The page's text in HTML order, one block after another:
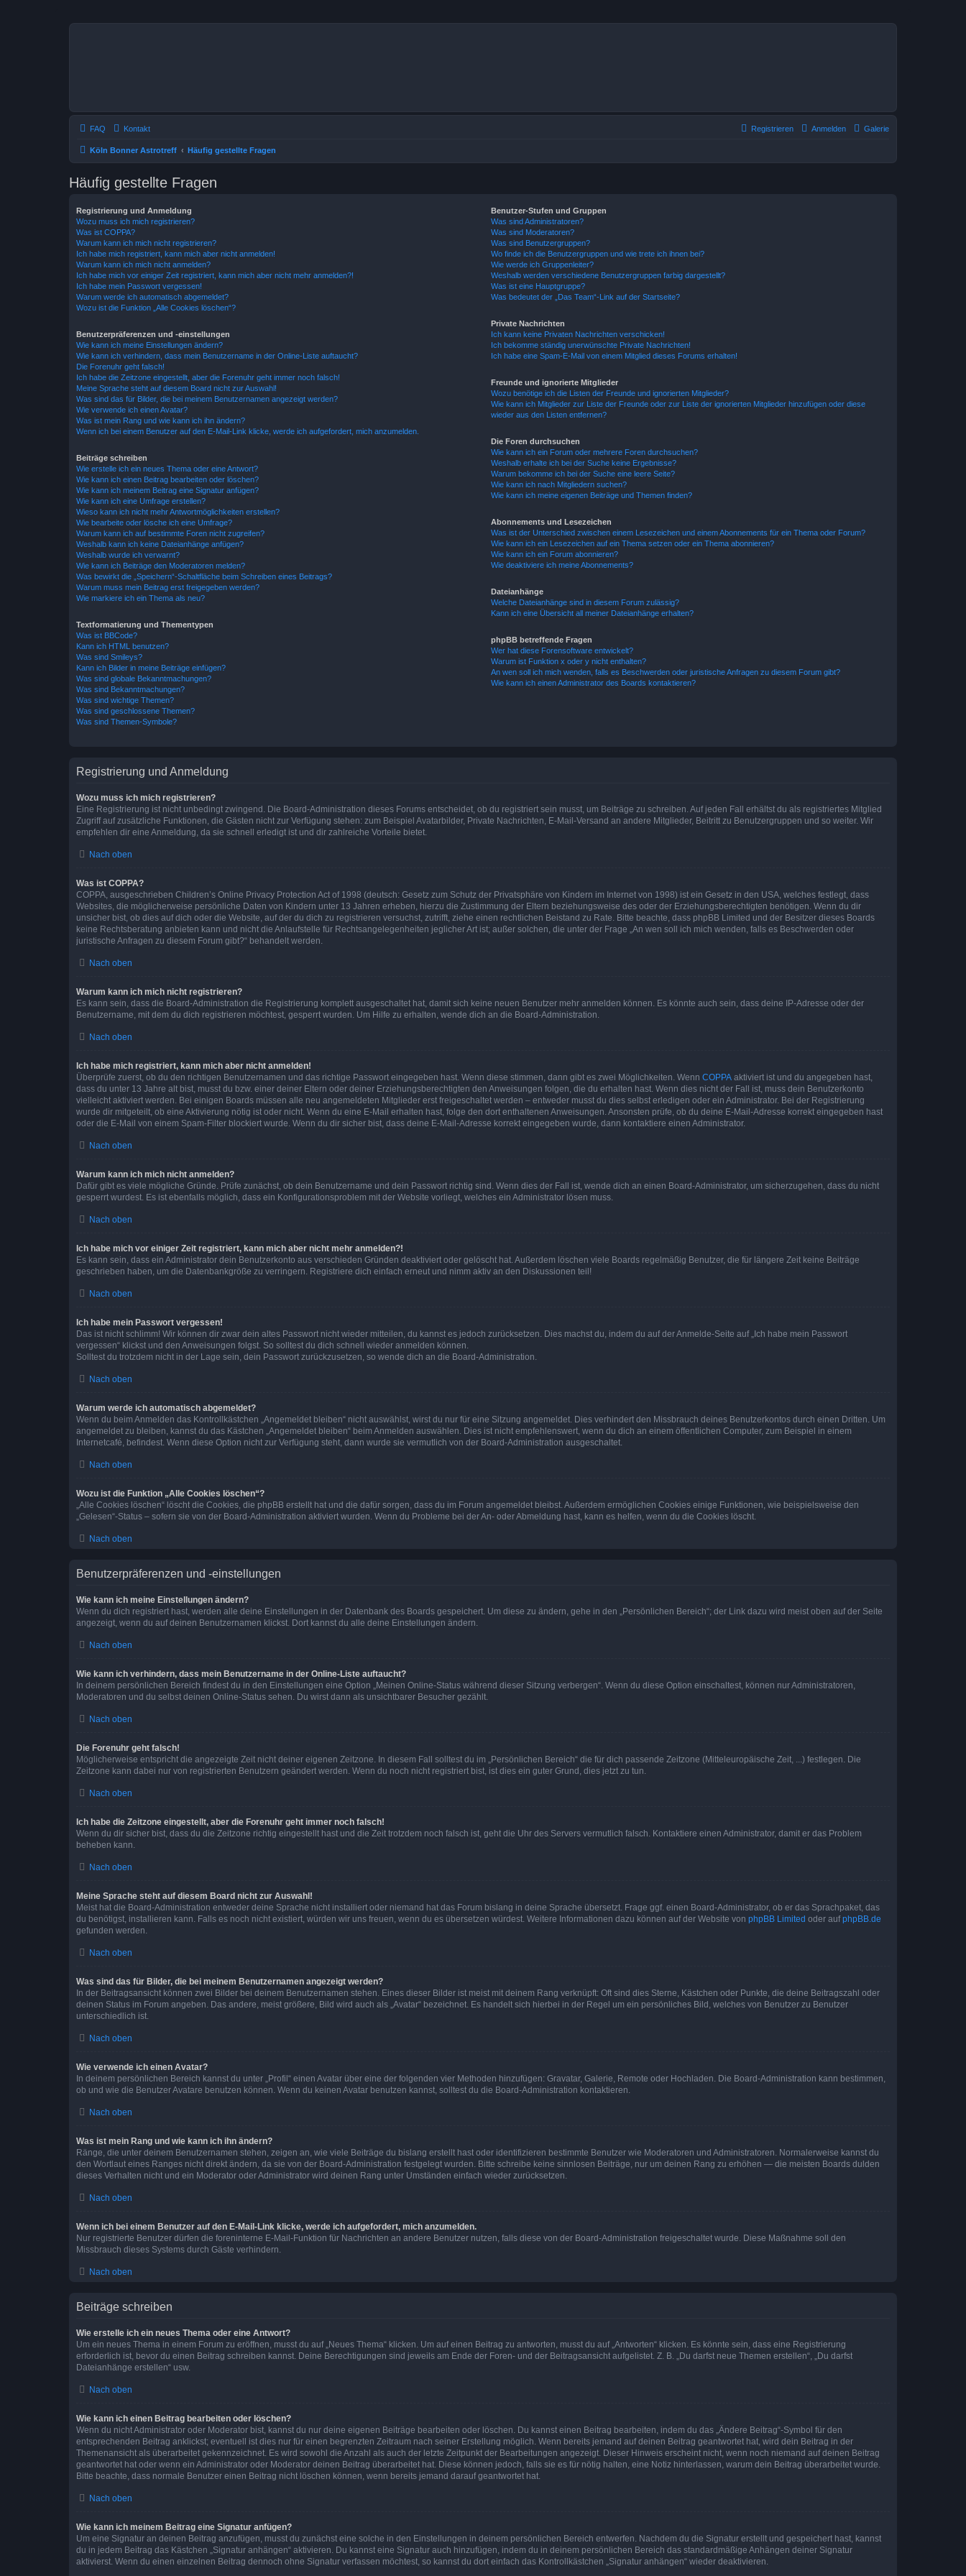
Galerie
FAQ Kontakt Anmelden
Registrieren
Köln Bonner Astrotreff Häufig gestellte Fragen
Häufig gestellte Fragen
Registrierung und Anmeldung
Wozu muss ich mich registrieren?
Was ist COPPA?
Warum kann ich mich nicht registrieren?
Ich habe mich registriert, kann mich aber nicht anmelden!
Warum kann ich mich nicht anmelden?
Ich habe mich vor einiger Zeit registriert, kann mich aber nicht mehr anmelden?!
Ich habe mein Passwort vergessen!
Warum werde ich automatisch abgemeldet?
Wozu ist die Funktion „Alle Cookies löschen“?
Benutzerpräferenzen und -einstellungen
Wie kann ich meine Einstellungen ändern?
Wie kann ich verhindern, dass mein Benutzername in der Online-Liste auftaucht?
Die Forenuhr geht falsch!
Ich habe die Zeitzone eingestellt, aber die Forenuhr geht immer noch falsch!
Meine Sprache steht auf diesem Board nicht zur Auswahl!
Was sind das für Bilder, die bei meinem Benutzernamen angezeigt werden?
Wie verwende ich einen Avatar?
Was ist mein Rang und wie kann ich ihn ändern?
Wenn ich bei einem Benutzer auf den E-Mail-Link klicke, werde ich aufgefordert, mich anzumelden.
Beiträge schreiben
Wie erstelle ich ein neues Thema oder eine Antwort?
Wie kann ich einen Beitrag bearbeiten oder löschen?
Wie kann ich meinem Beitrag eine Signatur anfügen?
Wie kann ich eine Umfrage erstellen?
Wieso kann ich nicht mehr Antwortmöglichkeiten erstellen?
Wie bearbeite oder lösche ich eine Umfrage?
Warum kann ich auf bestimmte Foren nicht zugreifen?
Weshalb kann ich keine Dateianhänge anfügen?
Weshalb wurde ich verwarnt?
Wie kann ich Beiträge den Moderatoren melden?
Was bewirkt die „Speichern“-Schaltfläche beim Schreiben eines Beitrags?
Warum muss mein Beitrag erst freigegeben werden?
Wie markiere ich ein Thema als neu?
Textformatierung und Thementypen
Was ist BBCode?
Kann ich HTML benutzen?
Was sind Smileys?
Kann ich Bilder in meine Beiträge einfügen?
Was sind globale Bekanntmachungen?
Was sind Bekanntmachungen?
Was sind wichtige Themen?
Was sind geschlossene Themen?
Was sind Themen-Symbole?
Benutzer-Stufen und Gruppen
Was sind Administratoren?
Was sind Moderatoren?
Was sind Benutzergruppen?
Wo finde ich die Benutzergruppen und wie trete ich ihnen bei?
Wie werde ich Gruppenleiter?
Weshalb werden verschiedene Benutzergruppen farbig dargestellt?
Was ist eine Hauptgruppe?
Was bedeutet der „Das Team“-Link auf der Startseite?
Private Nachrichten
Ich kann keine Privaten Nachrichten verschicken!
Ich bekomme ständig unerwünschte Private Nachrichten!
Ich habe eine Spam-E-Mail von einem Mitglied dieses Forums erhalten!
Freunde und ignorierte Mitglieder
Wozu benötige ich die Listen der Freunde und ignorierten Mitglieder?
Wie kann ich Mitglieder zur Liste der Freunde oder zur Liste der ignorierten Mitglieder hinzufügen oder diese
wieder aus den Listen entfernen?
Die Foren durchsuchen
Wie kann ich ein Forum oder mehrere Foren durchsuchen?
Weshalb erhalte ich bei der Suche keine Ergebnisse?
Warum bekomme ich bei der Suche eine leere Seite?
Wie kann ich nach Mitgliedern suchen?
Wie kann ich meine eigenen Beiträge und Themen finden?
Abonnements und Lesezeichen
Was ist der Unterschied zwischen einem Lesezeichen und einem Abonnements für ein Thema oder Forum?
Wie kann ich ein Lesezeichen auf ein Thema setzen oder ein Thema abonnieren?
Wie kann ich ein Forum abonnieren?
Wie deaktiviere ich meine Abonnements?
Dateianhänge
Welche Dateianhänge sind in diesem Forum zulässig?
Kann ich eine Übersicht all meiner Dateianhänge erhalten?
phpBB betreffende Fragen
Wer hat diese Forensoftware entwickelt?
Warum ist Funktion x oder y nicht enthalten?
An wen soll ich mich wenden, falls es Beschwerden oder juristische Anfragen zu diesem Forum gibt?
Wie kann ich einen Administrator des Boards kontaktieren?
Registrierung und Anmeldung
Wozu muss ich mich registrieren?
Eine Registrierung ist nicht unbedingt zwingend. Die Board-Administration dieses Forums entscheidet, ob du registriert sein musst, um Beiträge zu schreiben. Auf jeden Fall erhältst du als registriertes Mitglied
Zugriff auf zusätzliche Funktionen, die Gästen nicht zur Verfügung stehen: zum Beispiel Avatarbilder, Private Nachrichten, E-Mail-Versand an andere Mitglieder, Beitritt zu Benutzergruppen und so weiter. Wir
empfehlen dir eine Anmeldung, da sie schnell erledigt ist und dir zahlreiche Vorteile bietet.
Nach oben
Was ist COPPA?
COPPA, ausgeschrieben Children’s Online Privacy Protection Act of 1998 (deutsch: Gesetz zum Schutz der Privatsphäre von Kindern im Internet von 1998) ist ein Gesetz in den USA, welches festlegt, dass
Websites, die möglicherweise persönliche Daten von Kindern unter 13 Jahren erheben, hierzu die Zustimmung der Eltern beziehungsweise des oder der Erziehungsberechtigten benötigen. Wenn du dir
unsicher bist, ob dies auf dich oder die Website, auf der du dich zu registrieren versuchst, zutrifft, ziehe einen rechtlichen Beistand zu Rate. Bitte beachte, dass phpBB Limited und der Besitzer dieses Boards
keine Rechtsberatung anbieten kann und nicht die Anlaufstelle für Rechtsangelegenheiten jeglicher Art ist; außer solchen, die unter der Frage „An wen soll ich mich wenden, falls es Beschwerden oder
juristische Anfragen zu diesem Forum gibt?“ behandelt werden.
Nach oben
Warum kann ich mich nicht registrieren?
Es kann sein, dass die Board-Administration die Registrierung komplett ausgeschaltet hat, damit sich keine neuen Benutzer mehr anmelden können. Es könnte auch sein, dass deine IP-Adresse oder der
Benutzername, mit dem du dich registrieren möchtest, gesperrt wurden. Um Hilfe zu erhalten, wende dich an die Board-Administration.
Nach oben
Ich habe mich registriert, kann mich aber nicht anmelden!
Überprüfe zuerst, ob du den richtigen Benutzernamen und das richtige Passwort eingegeben hast. Wenn diese stimmen, dann gibt es zwei Möglichkeiten. Wenn COPPA aktiviert ist und du angegeben hast,
dass du unter 13 Jahre alt bist, musst du bzw. einer deiner Eltern oder deiner Erziehungsberechtigten den Anweisungen folgen, die du erhalten hast. Wenn dies nicht der Fall ist, muss dein Benutzerkonto
vielleicht aktiviert werden. Bei einigen Boards müssen alle neu angemeldeten Mitglieder erst freigeschaltet werden – entweder musst du dies selbst erledigen oder ein Administrator. Bei der Registrierung
wurde dir mitgeteilt, ob eine Aktivierung nötig ist oder nicht. Wenn du eine E-Mail erhalten hast, folge den dort enthaltenen Anweisungen. Ansonsten prüfe, ob du deine E-Mail-Adresse korrekt eingegeben hast
oder die E-Mail von einem Spam-Filter blockiert wurde. Wenn du dir sicher bist, dass deine E-Mail-Adresse korrekt eingegeben wurde, dann kontaktiere einen Administrator.
Nach oben
Warum kann ich mich nicht anmelden?
Dafür gibt es viele mögliche Gründe. Prüfe zunächst, ob dein Benutzername und dein Passwort richtig sind. Wenn dies der Fall ist, wende dich an einen Board-Administrator, um sicherzugehen, dass du nicht
gesperrt wurdest. Es ist ebenfalls möglich, dass ein Konfigurationsproblem mit der Website vorliegt, welches ein Administrator lösen muss.
Nach oben
Ich habe mich vor einiger Zeit registriert, kann mich aber nicht mehr anmelden?!
Es kann sein, dass ein Administrator dein Benutzerkonto aus verschieden Gründen deaktiviert oder gelöscht hat. Außerdem löschen viele Boards regelmäßig Benutzer, die für längere Zeit keine Beiträge
geschrieben haben, um die Datenbankgröße zu verringern. Registriere dich einfach erneut und nimm aktiv an den Diskussionen teil!
Nach oben
Ich habe mein Passwort vergessen!
Das ist nicht schlimm! Wir können dir zwar dein altes Passwort nicht wieder mitteilen, du kannst es jedoch zurücksetzen. Dies machst du, indem du auf der Anmelde-Seite auf „Ich habe mein Passwort
vergessen“ klickst und den Anweisungen folgst. So solltest du dich schnell wieder anmelden können.
Solltest du trotzdem nicht in der Lage sein, dein Passwort zurückzusetzen, so wende dich an die Board-Administration.
Nach oben
Warum werde ich automatisch abgemeldet?
Wenn du beim Anmelden das Kontrollkästchen „Angemeldet bleiben“ nicht auswählst, wirst du nur für eine Sitzung angemeldet. Dies verhindert den Missbrauch deines Benutzerkontos durch einen Dritten. Um
angemeldet zu bleiben, kannst du das Kästchen „Angemeldet bleiben“ beim Anmelden auswählen. Dies ist nicht empfehlenswert, wenn du dich an einem öffentlichen Computer, zum Beispiel in einem
Internetcafé, befindest. Wenn diese Option nicht zur Verfügung steht, dann wurde sie vermutlich von der Board-Administration ausgeschaltet.
Nach oben
Wozu ist die Funktion „Alle Cookies löschen“?
„Alle Cookies löschen“ löscht die Cookies, die phpBB erstellt hat und die dafür sorgen, dass du im Forum angemeldet bleibst. Außerdem ermöglichen Cookies einige Funktionen, wie beispielsweise den
„Gelesen“-Status – sofern sie von der Board-Administration aktiviert wurden. Wenn du Probleme bei der An- oder Abmeldung hast, kann es helfen, wenn du die Cookies löscht.
Nach oben
Benutzerpräferenzen und -einstellungen
Wie kann ich meine Einstellungen ändern?
Wenn du dich registriert hast, werden alle deine Einstellungen in der Datenbank des Boards gespeichert. Um diese zu ändern, gehe in den „Persönlichen Bereich“; der Link dazu wird meist oben auf der Seite
angezeigt, wenn du auf deinen Benutzernamen klickst. Dort kannst du alle deine Einstellungen ändern.
Nach oben
Wie kann ich verhindern, dass mein Benutzername in der Online-Liste auftaucht?
In deinem persönlichen Bereich findest du in den Einstellungen eine Option „Meinen Online-Status während dieser Sitzung verbergen“. Wenn du diese Option einschaltest, können nur Administratoren,
Moderatoren und du selbst deinen Online-Status sehen. Du wirst dann als unsichtbarer Besucher gezählt.
Nach oben
Die Forenuhr geht falsch!
Möglicherweise entspricht die angezeigte Zeit nicht deiner eigenen Zeitzone. In diesem Fall solltest du im „Persönlichen Bereich“ die für dich passende Zeitzone (Mitteleuropäische Zeit, ...) festlegen. Die
Zeitzone kann dabei nur von registrierten Benutzern geändert werden. Wenn du noch nicht registriert bist, ist dies ein guter Grund, dies jetzt zu tun.
Nach oben
Ich habe die Zeitzone eingestellt, aber die Forenuhr geht immer noch falsch!
Wenn du dir sicher bist, dass du die Zeitzone richtig eingestellt hast und die Zeit trotzdem noch falsch ist, geht die Uhr des Servers vermutlich falsch. Kontaktiere einen Administrator, damit er das Problem
beheben kann.
Nach oben
Meine Sprache steht auf diesem Board nicht zur Auswahl!
Meist hat die Board-Administration entweder deine Sprache nicht installiert oder niemand hat das Forum bislang in deine Sprache übersetzt. Frage ggf. einen Board-Administrator, ob er das Sprachpaket, das
du benötigst, installieren kann. Falls es noch nicht existiert, würden wir uns freuen, wenn du es übersetzen würdest. Weitere Informationen dazu können auf der Website von phpBB Limited oder aufphpBB.de
gefunden werden.
Nach oben
Was sind das für Bilder, die bei meinem Benutzernamen angezeigt werden?
In der Beitragsansicht können zwei Bilder bei deinem Benutzernamen stehen. Eines dieser Bilder ist meist mit deinem Rang verknüpft: Oft sind dies Sterne, Kästchen oder Punkte, die deine Beitragszahl oder
deinen Status im Forum angeben. Das andere, meist größere, Bild wird auch als „Avatar“ bezeichnet. Es handelt sich hierbei in der Regel um ein persönliches Bild, welches von Benutzer zu Benutzer
unterschiedlich ist.
Nach oben
Wie verwende ich einen Avatar?
In deinem persönlichen Bereich kannst du unter „Profil“ einen Avatar über eine der folgenden vier Methoden hinzufügen: Gravatar, Galerie, Remote oder Hochladen. Die Board-Administration kann bestimmen,
ob und wie die Benutzer Avatare benutzen können. Wenn du keinen Avatar benutzen kannst, solltest du die Board-Administration kontaktieren.
Nach oben
Was ist mein Rang und wie kann ich ihn ändern?
Ränge, die unter deinem Benutzernamen stehen, zeigen an, wie viele Beiträge du bislang erstellt hast oder identifizieren bestimmte Benutzer wie Moderatoren und Administratoren. Normalerweise kannst du
den Wortlaut eines Ranges nicht direkt ändern, da sie von der Board-Administration festgelegt wurden. Bitte schreibe keine sinnlosen Beiträge, nur um deinen Rang zu erhöhen — die meisten Boards dulden
dieses Verhalten nicht und ein Moderator oder Administrator wird deinen Rang unter Umständen einfach wieder zurücksetzen.
Nach oben
Wenn ich bei einem Benutzer auf den E-Mail-Link klicke, werde ich aufgefordert, mich anzumelden.
Nur registrierte Benutzer dürfen die foreninterne E-Mail-Funktion für Nachrichten an andere Benutzer nutzen, falls diese von der Board-Administration freigeschaltet wurde. Diese Maßnahme soll den
Missbrauch dieses Systems durch Gäste verhindern.
Nach oben
Beiträge schreiben
Wie erstelle ich ein neues Thema oder eine Antwort?
Um ein neues Thema in einem Forum zu eröffnen, musst du auf „Neues Thema“ klicken. Um auf einen Beitrag zu antworten, musst du auf „Antworten“ klicken. Es könnte sein, dass eine Registrierung
erforderlich ist, bevor du einen Beitrag schreiben kannst. Deine Berechtigungen sind jeweils am Ende der Foren- und der Beitragsansicht aufgelistet. Z. B. „Du darfst neue Themen erstellen“, „Du darfst
Dateianhänge erstellen“ usw.
Nach oben
Wie kann ich einen Beitrag bearbeiten oder löschen?
Wenn du nicht Administrator oder Moderator bist, kannst du nur deine eigenen Beiträge bearbeiten oder löschen. Du kannst einen Beitrag bearbeiten, indem du das „Ändere Beitrag“-Symbol für den
entsprechenden Beitrag anklickst; eventuell ist dies nur für einen begrenzten Zeitraum nach seiner Erstellung möglich. Wenn bereits jemand auf deinen Beitrag geantwortet hat, wird dein Beitrag in der
Themenansicht als überarbeitet gekennzeichnet. Es wird sowohl die Anzahl als auch der letzte Zeitpunkt der Bearbeitungen angezeigt. Dieser Hinweis erscheint nicht, wenn noch niemand auf deinen Beitrag
geantwortet hat oder wenn ein Administrator oder Moderator deinen Beitrag überarbeitet hat. Diese können jedoch, falls sie es für nötig halten, eine Notiz hinterlassen, warum dein Beitrag überarbeitet wurde.
Bitte beachte, dass normale Benutzer einen Beitrag nicht löschen können, wenn bereits jemand darauf geantwortet hat.
Nach oben
Wie kann ich meinem Beitrag eine Signatur anfügen?
Um eine Signatur an deinen Beitrag anzufügen, musst du zunächst eine solche in den Einstellungen in deinem persönlichen Bereich entwerfen. Nachdem du die Signatur erstellt und gespeichert hast, kannst
du in jedem Beitrag das Kästchen „Signatur anhängen“ aktivieren. Du kannst eine Signatur auch hinzufügen, indem du in deinem persönlichen Bereich das standardmäßige Anhängen deiner Signatur
aktivierst. Wenn du einen einzelnen Beitrag dennoch ohne Signatur verfassen möchtest, so kannst du dort einfach das Kontrollkästchen „Signatur anhängen“ wieder deaktivieren.